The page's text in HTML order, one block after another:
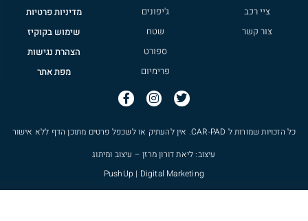
ציי רכב
צור קשר
ג'יפונים
שטח
ספורט
פרימיום
מדיניות פרטיות
שימוש בקוקיז
הצהרת נגישות
מפת אתר
כל הזכויות שמורות ל CAR-PAD. אין להעתיק או לשכפל פרטים מתוכן הדף ללא אישור
עיצוב: ליאת דורון מרזן – עיצוב ומיתוג
PushUp | Digital Marketing